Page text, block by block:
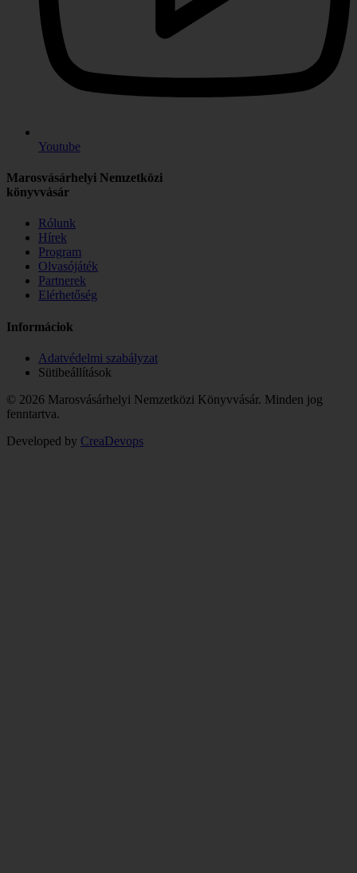
Youtube
Marosvásárhelyi Nemzetközi
könyvvásár
Rólunk
Hírek
Program
Olvasójáték
Partnerek
Elérhetőség
Informáciok
Adatvédelmi szabályzat
Sütibeállítások
© 2026 Marosvásárhelyi Nemzetközi Könyvvásár. Minden jog
fenntartva.
Developed by CreaDevops